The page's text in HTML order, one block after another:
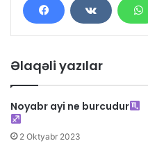
Əlaqəli yazılar
Noyabr ayi ne burcudur
2 Oktyabr 2023